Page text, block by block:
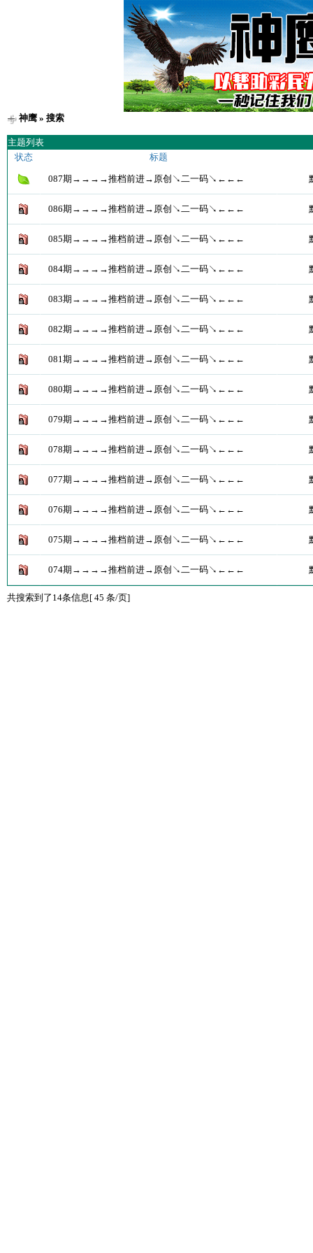
神鹰» 搜索
主题列表
状态
标题
087期→→→→推档前进→原创↘二一码↘←←←
086期→→→→推档前进→原创↘二一码↘←←←
085期→→→→推档前进→原创↘二一码↘←←←
084期→→→→推档前进→原创↘二一码↘←←←
083期→→→→推档前进→原创↘二一码↘←←←
082期→→→→推档前进→原创↘二一码↘←←←
081期→→→→推档前进→原创↘二一码↘←←←
080期→→→→推档前进→原创↘二一码↘←←←
079期→→→→推档前进→原创↘二一码↘←←←
078期→→→→推档前进→原创↘二一码↘←←←
077期→→→→推档前进→原创↘二一码↘←←←
076期→→→→推档前进→原创↘二一码↘←←←
075期→→→→推档前进→原创↘二一码↘←←←
074期→→→→推档前进→原创↘二一码↘←←←
共搜索到了14条信息[ 45 条/页]